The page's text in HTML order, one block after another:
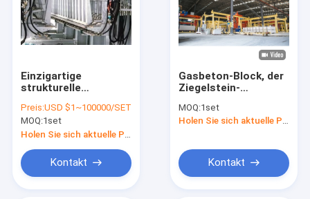
Einzigartige
strukturelle
automatische
Ziegeleimaschine
hydraulische
Ziegelstein-Maschine
Antrieb
Trennzeichen-AAC
Preis:USD $1~100000/SET
MOQ:1set
Kontakt
Gasbeton-Block, der
Ziegelstein-
Produktionsanlage
der Maschinen-AAC
MOQ:1set
Holen Sie sich aktuelle Preis
Kontakt